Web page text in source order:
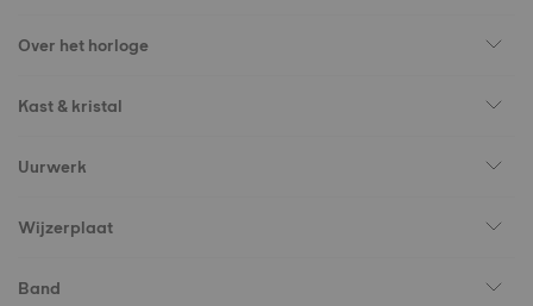
Over het horloge
Kast & kristal
Uurwerk
Wijzerplaat
Band